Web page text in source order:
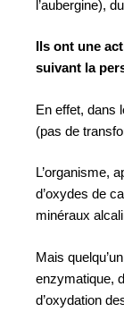
l’aubergine),
Ils ont une
suivant la
En effet, dans
(pas de
L’organisme,
d’oxydes de
minéraux
Mais
enzymatique,
d’oxydation